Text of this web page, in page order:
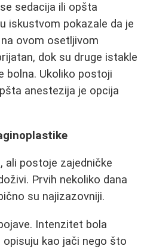
sedacija ili opšta
iskustvom pokazale da je
ovom osetljivom
dok su druge istakle
bolna. Ukoliko postoji
anestezija je opcija
ali postoje zajedničke
Prvih nekoliko dana
su najizazovniji.
Intenzitet bola
kao jači nego što